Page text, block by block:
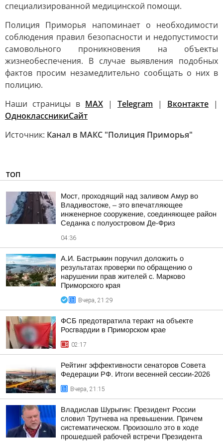
специализированной медицинской помощи.
Полиция Приморья напоминает о необходимости
соблюдения правил безопасности и недопустимости
самовольного проникновения на объекты
жизнеобеспечения. В случае выявления подобных
фактов просим незамедлительно сообщать о них в
полицию.
Наши страницы в MAX | Telegram | Вконтакте |
ОдноклассникиСайт
Источник: Канал в МАКС "Полиция Приморья"
ТОП
Мост, проходящий над заливом Амур во
Владивостоке, – это впечатляющее
инженерное сооружение, соединяющее район
Седанка с полуостровом Де-Фриз
04:36
А.И. Бастрыкин поручил доложить о
результатах проверки по обращению о
нарушении прав жителей с. Марково
Приморского края
Вчера, 21:29
ФСБ предотвратила теракт на объекте
Росгвардии в Приморском крае
02:17
Рейтинг эффективности сенаторов Совета
Федерации РФ. Итоги весенней сессии-2026
Вчера, 21:15
Владислав Шурыгин: Президент России
словил Трутнева на превышении. Причем
систематическом. Произошло это в ходе
прошедшей рабочей встречи Президента